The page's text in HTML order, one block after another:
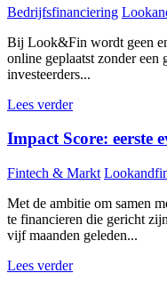
Bedrijfsfinanciering
Bij Look&Fin wordt geen
online geplaatst zonder
investeerders...
Lees verder
Impact Score: eerste
Fintech & Markt
Met de ambitie om samen
te financieren die gericht
vijf maanden geleden...
Lees verder